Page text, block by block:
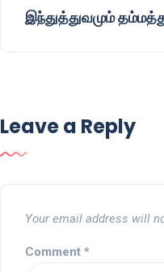
இந்துத்துவமும்
Leave a Reply
Your email address will
Comment *